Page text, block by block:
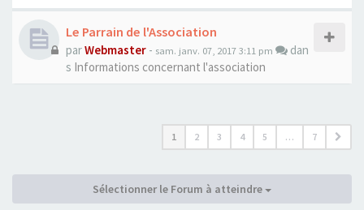
Le Parrain de l'Association
parWebmaster - sam. janv. 07, 2017 3:11 pm
dan
s Informations concernant l'association
1 2 3 4 5 … 7
Sélectionner le Forum à atteindre